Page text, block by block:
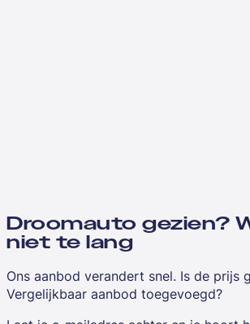
Droomauto gezien?
niet te lang
Ons aanbod verandert snel. Is de prijs
Vergelijkbaar aanbod toegevoegd?